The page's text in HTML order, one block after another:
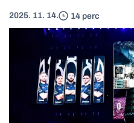
2025. 11. 14. 14 perc